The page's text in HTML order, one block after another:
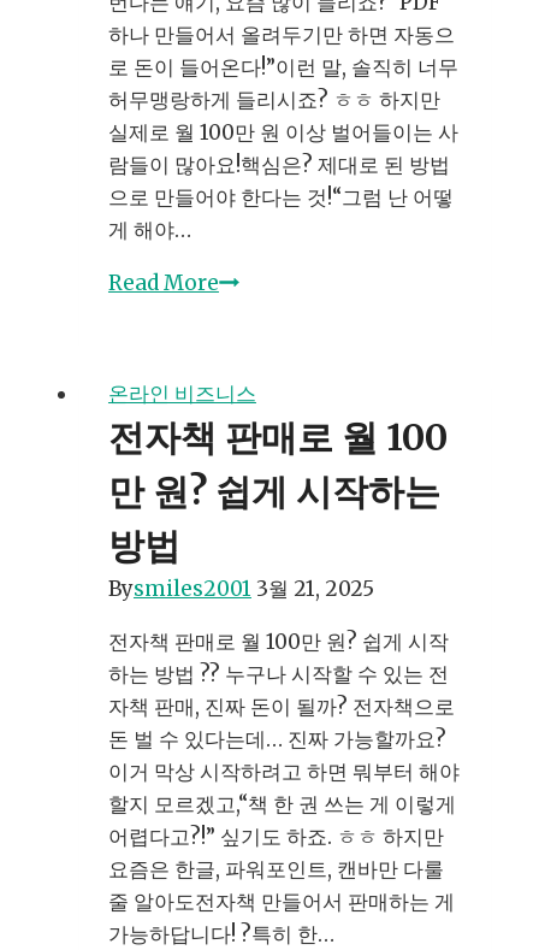
드:
단
계
별
설
명
??
하나 만들어서 올려두기만 하면 자동으
로 돈이 들어온다!”이런 말, 솔직히 너무
허무맹랑하게 들리시죠? ㅎㅎ 하지만
실제로 월 100만 원 이상 벌어들이는 사
람들이 많아요!핵심은? 제대로 된 방법
으로 만들어야 한다는 것!“그럼 난 어떻
게 해야…
Read More전
을
만
들
어
돈
는
과
정
온라인 비즈니스
전자책 판매로 월 100
만 원? 쉽게 시작하는
방법
Bysmiles2001 3월 21, 2025
전자책 판매로 월 100만 원? 쉽게 시작
하는 방법 ?? 누구나 시작할 수 있는 전
자책 판매, 진짜 돈이 될까? 전자책으로
돈 벌 수 있다는데… 진짜 가능할까요?
이거 막상 시작하려고 하면 뭐부터 해야
할지 모르겠고,“책 한 권 쓰는 게 이렇게
어렵다고?!” 싶기도 하죠. ㅎㅎ 하지만
요즘은 한글, 파워포인트, 캔바만 다룰
줄 알아도전자책 만들어서 판매하는 게
가능하답니다! ?특히 한…